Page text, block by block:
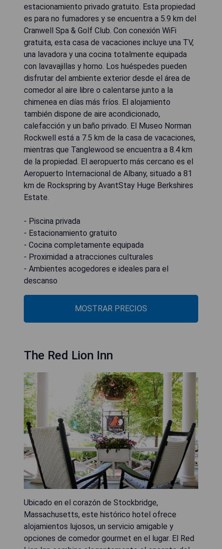
estacionamiento privado gratuito. Esta propiedad
es para no fumadores y se encuentra a 5.9 km del
Cranwell Spa & Golf Club. Con conexión WiFi
gratuita, esta casa de vacaciones incluye una TV,
una lavadora y una cocina totalmente equipada
con lavavajillas y horno. Los huéspedes pueden
disfrutar del ambiente exterior desde el área de
comedor al aire libre o calentarse junto a la
chimenea en días más fríos. El alojamiento
también dispone de aire acondicionado,
calefacción y un baño privado. El Museo Norman
Rockwell está a 7.5 km de la casa de vacaciones,
mientras que Tanglewood se encuentra a 8.4 km
de la propiedad. El aeropuerto más cercano es el
Aeropuerto Internacional de Albany, situado a 81
km de Rockspring by AvantStay Huge Berkshires
Estate.
- Piscina privada
- Estacionamiento gratuito
- Cocina completamente equipada
- Proximidad a atracciones culturales
- Ambientes acogedores e ideales para el
descanso
MOSTRAR PRECIOS
The Red Lion Inn
Ubicado en el corazón de Stockbridge,
Massachusetts, este histórico hotel ofrece
alojamientos lujosos, un servicio amigable y
opciones de comedor gourmet en el lugar. El Red